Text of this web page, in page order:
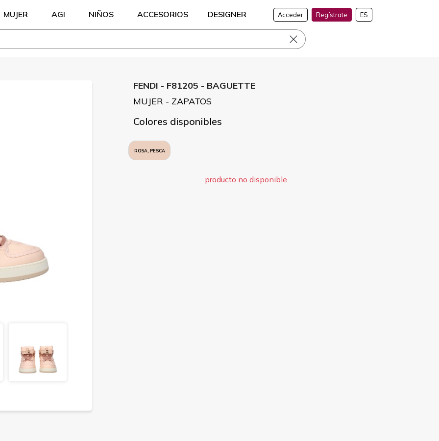
MUJER AGI NIÑOS ACCESORIOS DESIGNER Acceder Regístrate ES
FENDI - F81205 - BAGUETTE
MUJER - ZAPATOS
Colores disponibles
ROSA, PESCA
producto no disponible